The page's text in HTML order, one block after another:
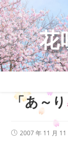
コ
ン
テ
ン
ツ
へ
ス
花
「あ～
投 2007 年 11 月 11